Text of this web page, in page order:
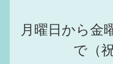
月曜日から金
で（